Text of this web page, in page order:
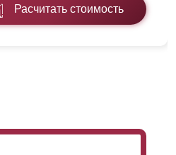
Расчитать стоимость